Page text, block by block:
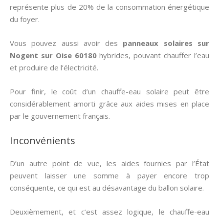
représente plus de 20% de la consommation énergétique
du foyer.
Vous pouvez aussi avoir des panneaux solaires sur
Nogent sur Oise 60180hybrides, pouvant chauffer l’eau
et produire de l’électricité.
Pour finir, le coût d’un chauffe-eau solaire peut être
considérablement amorti grâce aux aides mises en place
par le gouvernement français.
Inconvénients
D’un autre point de vue, les aides fournies par l’État
peuvent laisser une somme à payer encore trop
conséquente, ce qui est au désavantage du ballon solaire.
Deuxièmement, et c’est assez logique, le chauffe-eau